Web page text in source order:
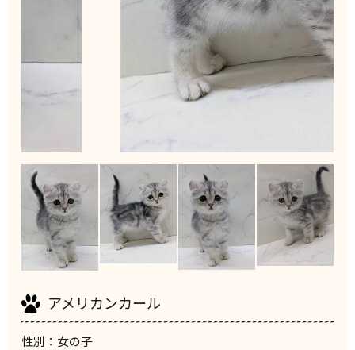
アメリカンカール
性別：女の子